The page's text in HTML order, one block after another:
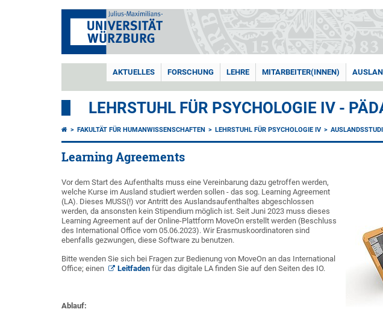
AKTUELLES FORSCHUNG LEHRE MITARBEITER(INNEN)
LEHRSTUHL FÜR PSYCHOLOGIE IV -
FAKULTÄT FÜR HUMANWISSENSCHAFTEN LEHRSTUHL FÜR PSYCHOLOGIE IV
Learning Agreements
Vor dem Start des Aufenthalts muss eine Vereinbarung dazu getroffen werden,
welche Kurse im Ausland studiert werden sollen - das sog. Learning Agreement
(LA). Dieses MUSS(!) vor Antritt des Auslandsaufenthaltes abgeschlossen
werden, da ansonsten kein Stipendium möglich ist. Seit Juni 2023 muss dieses
Learning Agreement auf der Online-Plattform MoveOn erstellt werden (Beschluss
des International Office vom 05.06.2023). Wir Erasmuskoordinatoren sind
ebenfalls gezwungen, diese Software zu benutzen.
Bitte wenden Sie sich bei Fragen zur Bedienung von MoveOn an das International
Office; einen
Leitfadenfür das digitale LA finden Sie auf den Seiten des IO.
Ablauf: